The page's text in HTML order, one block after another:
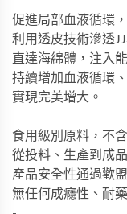
促進局部血液循環
利用透皮技術滲透JJ
直達海綿體，注入
持續增加血液循環
實現完美增大。
食用級別原料，不
從投料、生產到成
產品安全性通過歡
無任何成癮性、耐